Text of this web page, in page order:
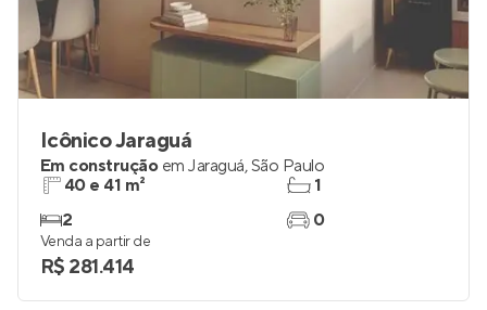
Icônico Jaraguá
Em construção em Jaraguá,São Paulo
40 e 41 m²
2
1
0
Venda a partir de
R$ 281.414